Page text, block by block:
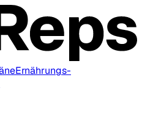
Ernährungs-